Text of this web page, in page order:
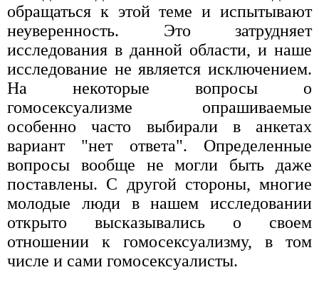
обращаться к этой теме и испытывают
неуверенность. Это затрудняет
исследования в данной области, и наше
исследование не является исключением.
На некоторые вопросы о
гомосексуализме опрашиваемые
особенно часто выбирали в анкетах
вариант "нет ответа". Определенные
вопросы вообще не могли быть даже
поставлены. С другой стороны, многие
молодые люди в нашем исследовании
открыто высказывались о своем
отношении к гомосексуализму, в том
числе и сами гомосексуалисты.